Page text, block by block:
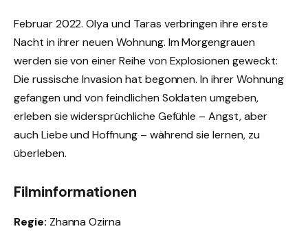
Februar 2022. Olya und Taras verbringen ihre erste
Nacht in ihrer neuen Wohnung. Im Morgengrauen
werden sie von einer Reihe von Explosionen geweckt:
Die russische Invasion hat begonnen. In ihrer Wohnung
gefangen und von feindlichen Soldaten umgeben,
erleben sie widersprüchliche Gefühle – Angst, aber
auch Liebe und Hoffnung – während sie lernen, zu
überleben.
Filminformationen
Regie: Zhanna Ozirna